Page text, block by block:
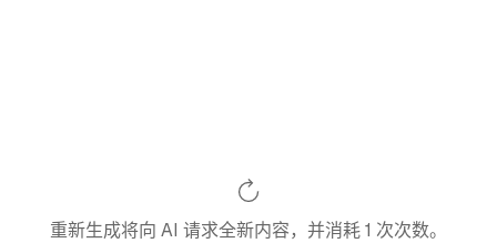
重新生成将向 AI 请求全新内容，并消耗 1 次次数。